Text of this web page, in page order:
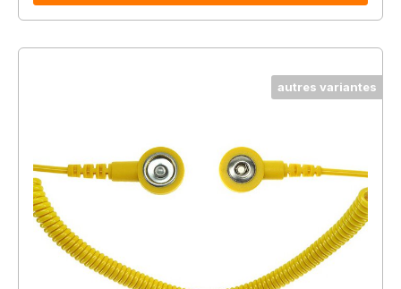
autres variantes